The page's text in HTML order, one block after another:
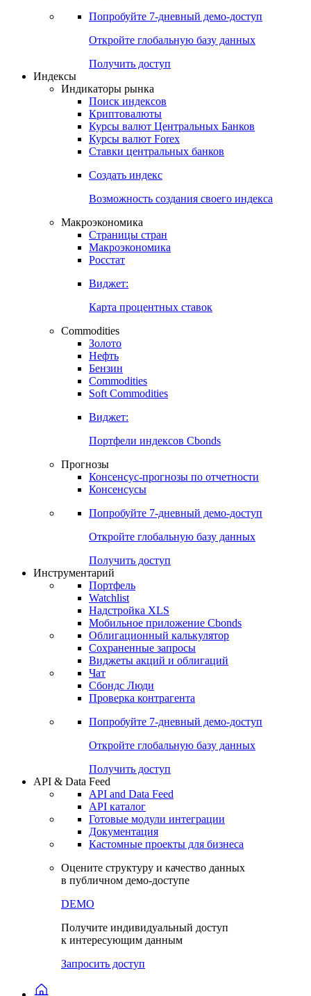
Попробуйте 7-дневный демо-доступ
Откройте глобальную базу данных
Получить доступ
Индексы
Индикаторы рынка
Поиск индексов
Криптовалюты
Курсы валют Центральных Банков
Курсы валют Forex
Ставки центральных банков
Создать индекс
Возможность создания своего индекса
Макроэкономика
Страницы стран
Макроэкономика
Росстат
Виджет:
Карта процентных ставок
Commodities
Золото
Нефть
Бензин
Commodities
Soft Commodities
Виджет:
Портфели индексов Cbonds
Прогнозы
Консенсус-прогнозы по отчетности
Консенсусы
Попробуйте 7-дневный демо-доступ
Откройте глобальную базу данных
Получить доступ
Инструментарий
Портфель
Watchlist
Надстройка XLS
Мобильное приложение Cbonds
Облигационный калькулятор
Сохраненные запросы
Виджеты акций и облигаций
Чат
Сбондс Люди
Проверка контрагента
Попробуйте 7-дневный демо-доступ
Откройте глобальную базу данных
Получить доступ
API & Data Feed
API and Data Feed
API каталог
Готовые модули интеграции
Документация
Кастомные проекты для бизнеса
Оцените структуру и качество данных
в публичном демо-доступе
DEMO
Получите индивидуальный доступ
к интересующим данным
Запросить доступ